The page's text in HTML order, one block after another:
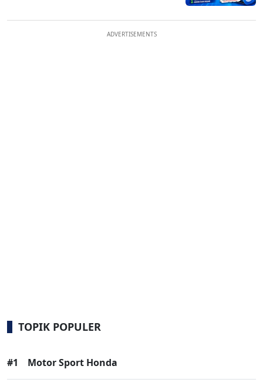
ADVERTISEMENTS
TOPIK POPULER
#1 Motor Sport Honda